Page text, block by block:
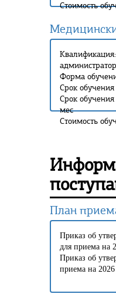
Стоимость
администратор
Форма
Срок
Срок
мес
Стоимость
План
Приказ об
для приема на
Приказ об
приема на 2026